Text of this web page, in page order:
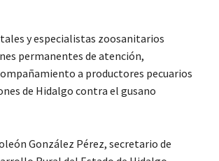
y especialistas zoosanitarios
permanentes de atención,
a productores pecuarios
de Hidalgo contra el gusano
González Pérez, secretario de